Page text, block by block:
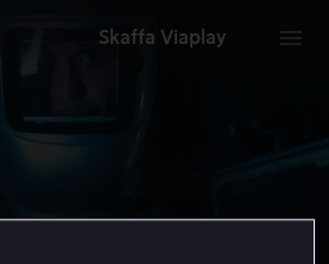
Skaffa Viaplay